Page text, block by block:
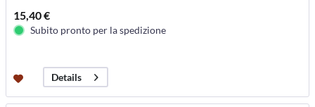
15,40 €
Subito pronto per la spedizione
Details